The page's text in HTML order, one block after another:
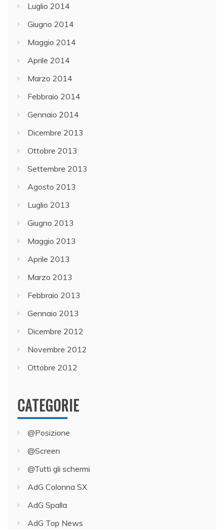
Luglio 2014
Giugno 2014
Maggio 2014
Aprile 2014
Marzo 2014
Febbraio 2014
Gennaio 2014
Dicembre 2013
Ottobre 2013
Settembre 2013
Agosto 2013
Luglio 2013
Giugno 2013
Maggio 2013
Aprile 2013
Marzo 2013
Febbraio 2013
Gennaio 2013
Dicembre 2012
Novembre 2012
Ottobre 2012
CATEGORIE
@Posizione
@Screen
@Tutti gli schermi
AdG Colonna SX
AdG Spalla
AdG Top News